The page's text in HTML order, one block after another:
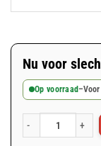
Nu voor
Op voorraad –
Blauw afdekzeil